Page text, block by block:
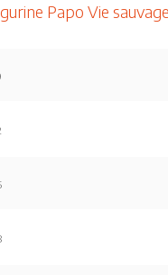
Papo Vie